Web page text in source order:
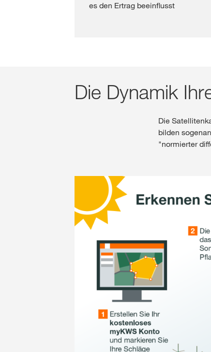
es den Ertrag beeinflusst
Die Dynamik
Die
bilden
"normierter